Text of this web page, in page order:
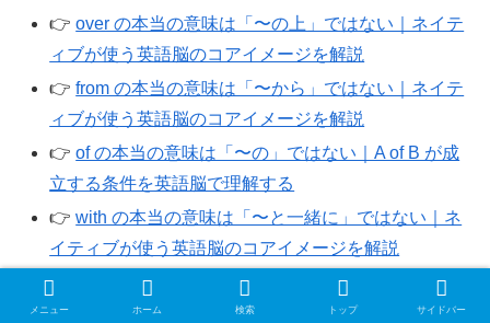
👉️over の本当の意味は「〜の上」ではない｜ネイテ
ィブが使う英語脳のコアイメージを解説
👉️from の本当の意味は「〜から」ではない｜ネイテ
ィブが使う英語脳のコアイメージを解説
👉️of の本当の意味は「〜の」ではない｜A of B が成
立する条件を英語脳で理解する
👉️with の本当の意味は「〜と一緒に」ではない｜ネ
イティブが使う英語脳のコアイメージを解説
👉️
to の本当の意味は「～に」ではない｜ネイティブ
が使う英語脳のコアイメージを解説
メニュー ホーム 検索 トップ サイドバー